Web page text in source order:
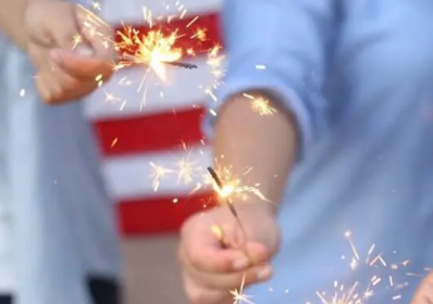
･VIG･VONGの値動きに見える米国市場の見通し
VOO･VIG･VONGのチャート比較
年初来リターンの推移による今後の米国市場予想
･VIG･VONG 16ヶ月間運用実績公開：まとめ